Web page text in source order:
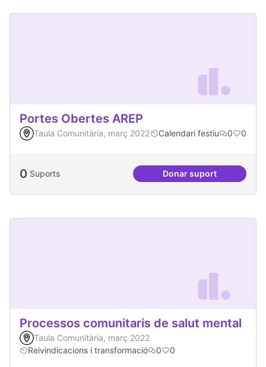
Portes Obertes AREP
Taula Comunitària, març 2022 Calendari festiu 0 0
0 Suports Donar suportPortes Obertes
Processos comunitaris de salut mental
Taula Comunitària, març 2022
Reivindicacions i transformació
0 0